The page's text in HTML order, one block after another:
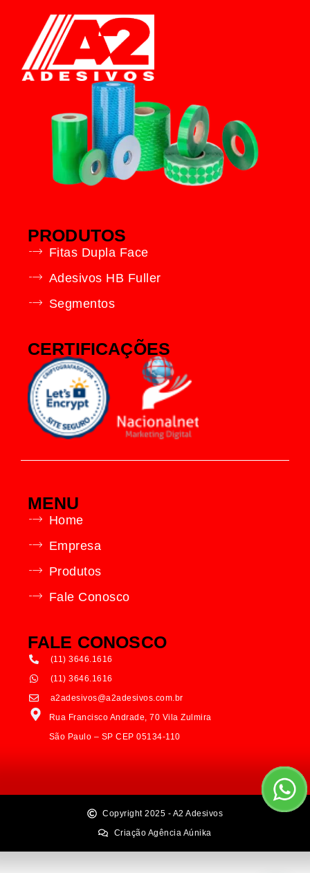
PRODUTOS
Fitas Dupla Face
Adesivos HB Fuller
Segmentos
CERTIFICAÇÕES
MENU
Home
Empresa
Produtos
Fale Conosco
FALE CONOSCO
(11) 3646.1616
(11) 3646.1616
a2adesivos@a2adesivos.com.br
Rua Francisco Andrade, 70 Vila Zulmira
São Paulo – SP CEP 05134-110
Copyright 2025 - A2 Adesivos
Criação Agência Aúnika